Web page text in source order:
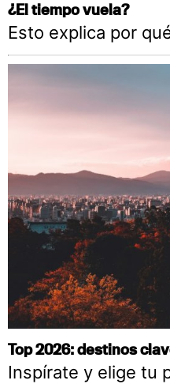
¿El tiempo vuela?
Esto explica por
Top 2026: destinos
Inspírate y elige tu